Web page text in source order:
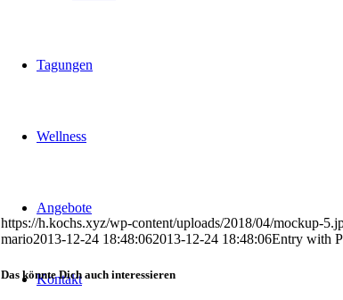
Tagungen
Wellness
Angebote
Kontakt
https://h.kochs.xyz/wp-content/uploads/2018/04/mockup-
mario2013-12-24 18:48:062013-12-24 18:48:06Entry with
Das könnte Dich auch interessieren